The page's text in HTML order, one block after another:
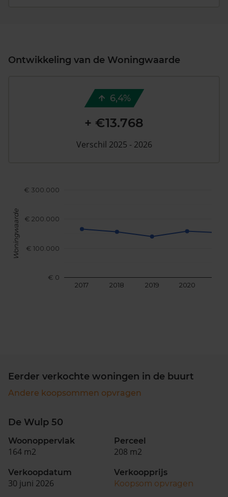
Ontwikkeling van de Woningwaarde
2017 2018 2019 2020
€ 0
€ 100.000
€ 200.000
€ 300.000
Woningwaarde
6,4%
+ €13.768
Verschil 2025 - 2026
Eerder verkochte woningen in de buurt
Andere koopsommen opvragen
De Wulp 50
Woonoppervlak
164 m2
Perceel
208 m2
Verkoopdatum
30 juni 2026
Verkoopprijs
Koopsom opvragen